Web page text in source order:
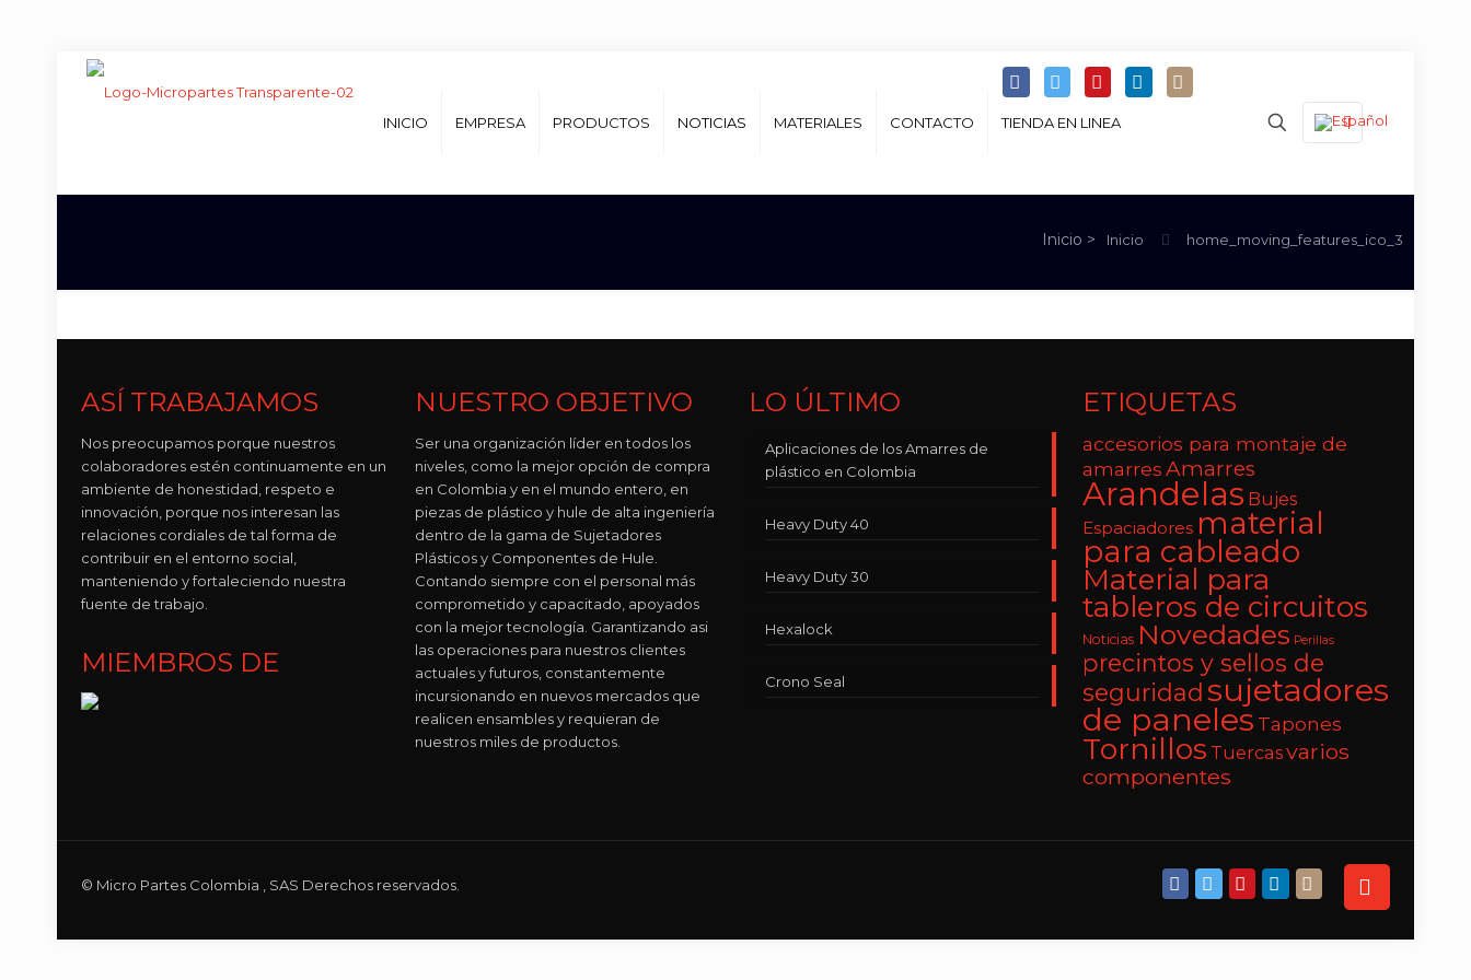
INICIO EMPRESA PRODUCTOS NOTICIAS MATERIALES CONTACTO TIENDA EN LINEA
Inicio home_moving_features_ico_3
ASÍ TRABAJAMOS
Nos preocupamos porque nuestros
colaboradores estén continuamente en un
ambiente de honestidad, respeto e
innovación, porque nos interesan las
relaciones cordiales de tal forma de
contribuir en el entorno social,
manteniendo y fortaleciendo nuestra
fuente de trabajo.
MIEMBROS DE
NUESTRO OBJETIVO
Ser una organización líder en todos los
niveles, como la mejor opción de compra
en Colombia y en el mundo entero, en
piezas de plástico y hule de alta ingeniería
dentro de la gama de Sujetadores
Plásticos y Componentes de Hule.
Contando siempre con el personal más
comprometido y capacitado, apoyados
con la mejor tecnología. Garantizando asi
las operaciones para nuestros clientes
actuales y futuros, constantemente
incursionando en nuevos mercados que
realicen ensambles y requieran de
nuestros miles de productos.
LO ÚLTIMO
Aplicaciones de los Amarres de
plástico en Colombia
Heavy Duty 40
Heavy Duty 30
Hexalock
Crono Seal
ETIQUETAS
accesorios para montaje de
amarresAmarres
Arandelas Bujes
Espaciadores material
para cableado
Material para
tableros de circuitos
Noticias Novedades Perillas
precintos y sellos de
seguridadsujetadores
de paneles Tapones
Tornillos Tuercasvarios
componentes
© Micro Partes Colombia , SAS Derechos reservados.